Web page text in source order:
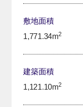
敷地面積
1,771.34m2
建築面積
1,121.10m2